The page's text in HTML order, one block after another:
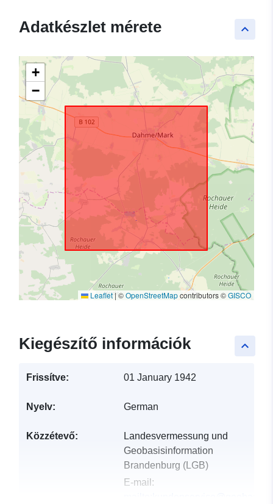
keyboard_arrow_up
Adatkészlet mérete
+
−
Leaflet|©OpenStreetMapcontributors ©GISCO
keyboard_arrow_up
Kiegészítő információk
Frissítve: 01 January 1942
Nyelv: German
Közzétevő:
Landesvermessung und
Geobasisinformation
Brandenburg (LGB)
E-mail: